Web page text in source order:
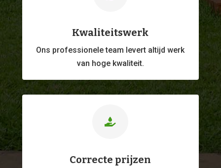
Kwaliteitswerk
Ons professioneleteam levert altijd werk
van hoge kwaliteit.

Correcte prijzen